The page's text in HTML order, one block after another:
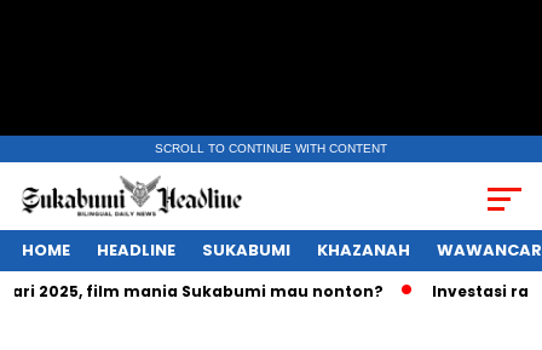
SCROLL TO CONTINUE WITH CONTENT
HOME HEADLINE SUKABUMI KHAZANAH
film mania Sukabumi mau nonton? Investasi